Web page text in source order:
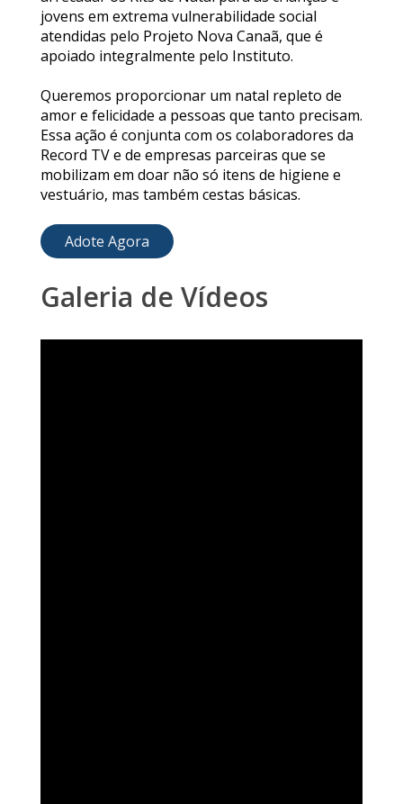
jovens em extrema vulnerabilidade social
atendidas pelo Projeto Nova Canaã, que é
apoiado integralmente pelo Instituto.
Queremos proporcionar um natal repleto de
amor e felicidade a pessoas que tanto precisam.
Essa ação é conjunta com os colaboradores da
Record TV e de empresas parceiras que se
mobilizam em doar não só itens de higiene e
vestuário, mas também cestas básicas.
Adote Agora
Galeria de Vídeos